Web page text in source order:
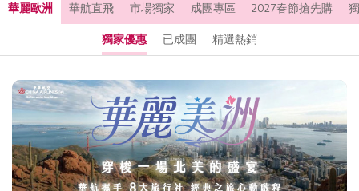
華麗歐洲 華航直飛 市場獨家 成團專區 2027春節搶先購
獨家優惠 已成團 精選熱銷